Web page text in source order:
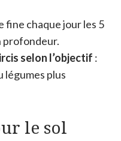
fine chaque jour les 5
profondeur.
selon l’objectif :
légumes plus
le sol